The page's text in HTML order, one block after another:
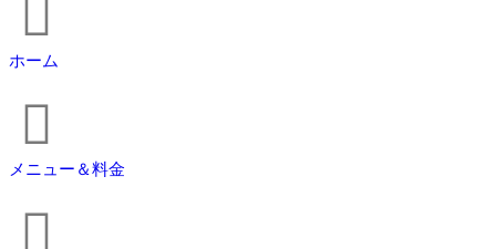
ホーム
メニュー＆料金